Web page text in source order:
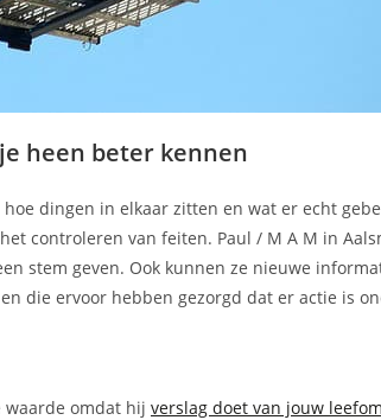
heen beter kennen
dingen in elkaar zitten en wat er echt
controleren van feiten. Paul / M A M in
stem geven. Ook kunnen ze nieuwe
die ervoor hebben gezorgd dat er actie is
waarde omdat hij verslag doet van jouw